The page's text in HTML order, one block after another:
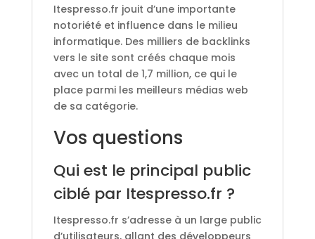
Itespresso.fr jouit d’une importante
notoriété et influence dans le milieu
informatique. Des milliers de backlinks
vers le site sont créés chaque mois
avec un total de 1,7 million, ce qui le
place parmi les meilleurs médias web
de sa catégorie.
Vos questions
Qui est le principal public
ciblé par Itespresso.fr ?
Itespresso.fr s’adresse à un large public